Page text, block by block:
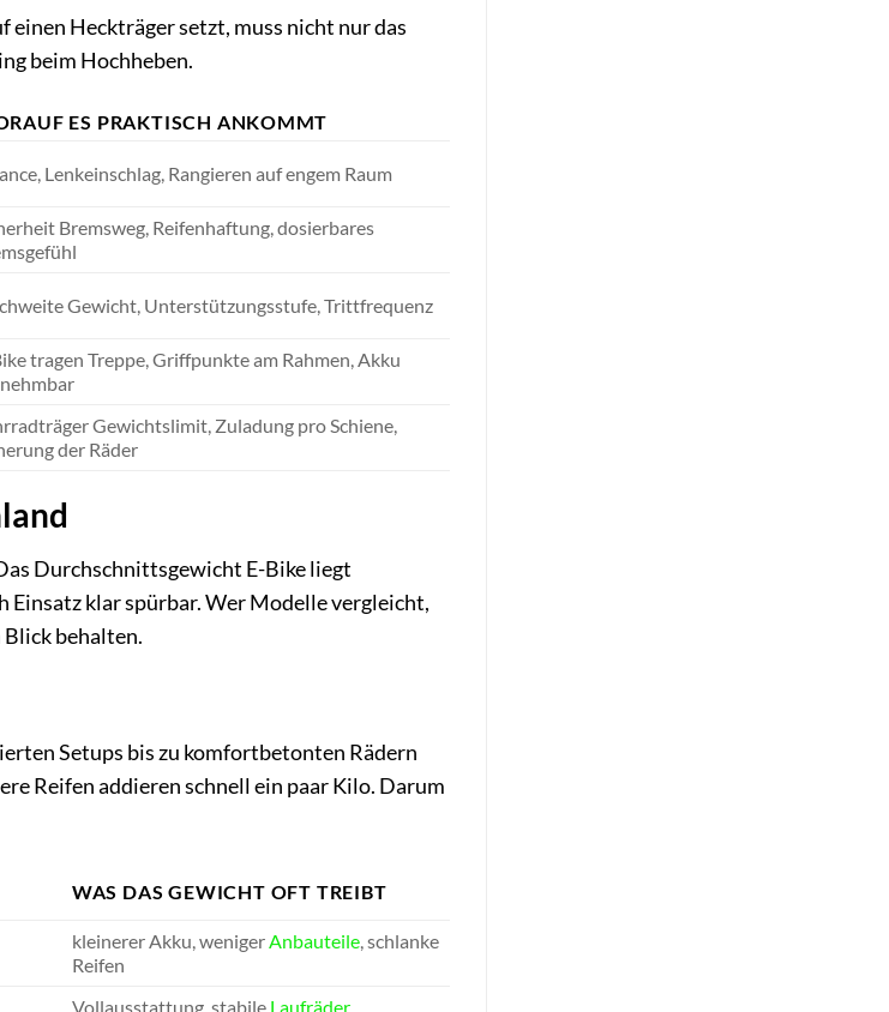
Heckträger setzt, muss nicht nur das
beim Hochheben.
ES PRAKTISCH ANKOMMT
Lenkeinschlag, Rangieren auf engem Raum
Bremsweg, Reifenhaftung, dosierbares
Gewicht, Unterstützungsstufe, Trittfrequenz
tragen Treppe, Griffpunkte am Rahmen, Akku
Gewichtslimit, Zuladung pro Schiene,
der Räder
Durchschnittsgewicht E-Bike liegt
Einsatz klar spürbar. Wer Modelle vergleicht,
behalten.
Setups bis zu komfortbetonten Rädern
Reifen addieren schnell ein paar Kilo. Darum
WAS DAS GEWICHT OFT TREIBT
kleinerer Akku, wenigerAnbauteile, schlanke
Reifen
Vollausstattung, stabile Laufräder,